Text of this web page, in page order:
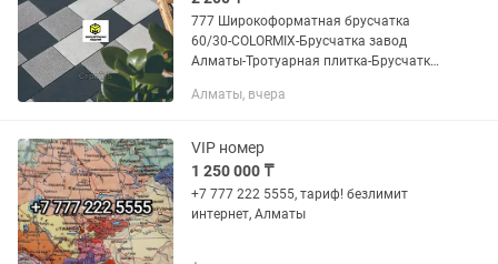
777 Широкоформатная брусчатка
60/30-СОLORMIX-Брусчатка завод
Алматы-Тротуарная плитка-Брусчатка
Алматы Если Вы не дозвонились,
Алматы, вчера
VIP номер
1 250 000 ₸
+7 777 222 5555, тариф! безлимит
интернет, Алматы